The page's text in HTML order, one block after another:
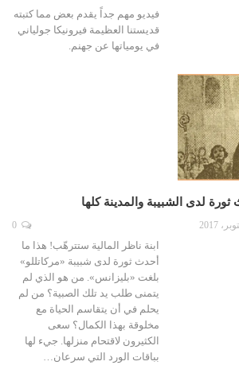
فيديو مهم جداً يقدم بعض مما كتبته
قديستنا العظيمة فيرونيكا جولياني
في يومياتها عن جهنم.
لدى الشبيبة والمدينة كلها
ابنة ناظر المالية ستترهّب! هذا ما
أحدث ثورة لدى شبيبة «مركاتللو»
بلغت «بليزانس». من هو الذي لم
يتمنى طلب يد تلك الصبية؟ من لم
يحلم في أن يتقاسم الحياة مع
مخلوقة بهذا الكمال؟ سعى
الكثيرون لاقتحام منزلها. جيء لها
بباقات الورد التي سرعان…